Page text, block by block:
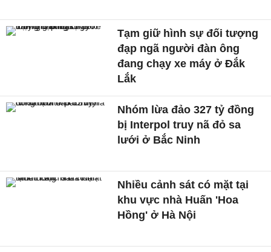
Tạm giữ hình sự đối tượng
đạp ngã người đàn ông
đang chạy xe máy ở Đắk
Lắk
Nhóm lừa đảo 327 tỷ đồng
bị Interpol truy nã đỏ sa
lưới ở Bắc Ninh
Nhiều cảnh sát có mặt tại
khu vực nhà Huấn 'Hoa
Hồng' ở Hà Nội